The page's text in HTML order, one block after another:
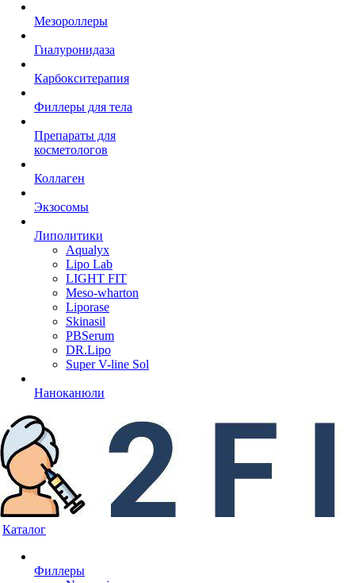
Мезороллеры
Гиалуронидаза
Карбокситерапия
Филлеры для тела
Препараты для
косметологов
Коллаген
Экзосомы
Липолитики
Aqualyx
Lipo Lab
LIGHT FIT
Meso-wharton
Liporase
Skinasil
PBSerum
DR.Lipo
Super V-line Sol
Наноканюли
Каталог
Филлеры